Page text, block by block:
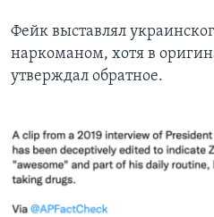
Фейк выставлял
наркоманом, хотя в
утверждал обратное.